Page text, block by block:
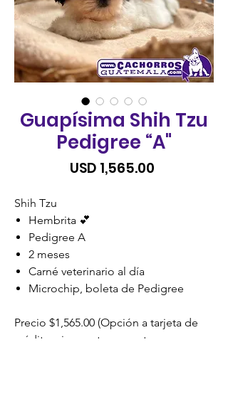
Guapísima Shih Tzu
Pedigree “A"
USD 1,565.00
Shih Tzu
Hembrita 💕
Pedigree A
2 meses
Carné veterinario al día
Microchip, boleta de Pedigree
Precio $1,565.00 (Opción a tarjeta de
crédito, visa cuotas o cuotas